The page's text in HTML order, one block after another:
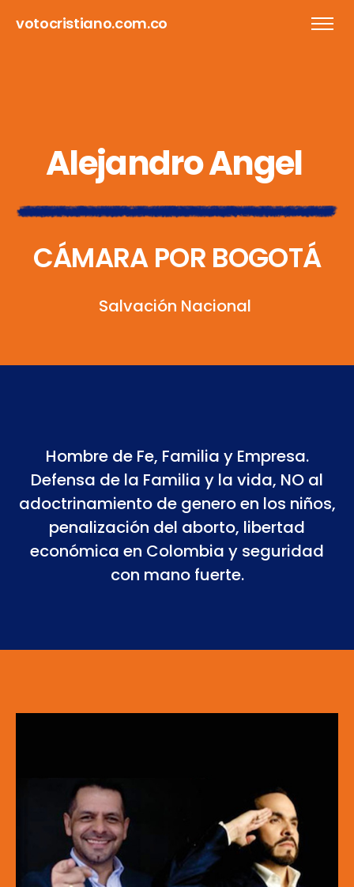
votocristiano.com.co
AlejandroAngel
CÁMARAPOR BOGOTÁ
Salvación Nacional
Hombre de Fe, Familia y Empresa.
Defensa de la Familia y la vida, NO al
adoctrinamiento de genero en los niños,
penalización del aborto, libertad
económica en Colombia y seguridad
con mano fuerte.